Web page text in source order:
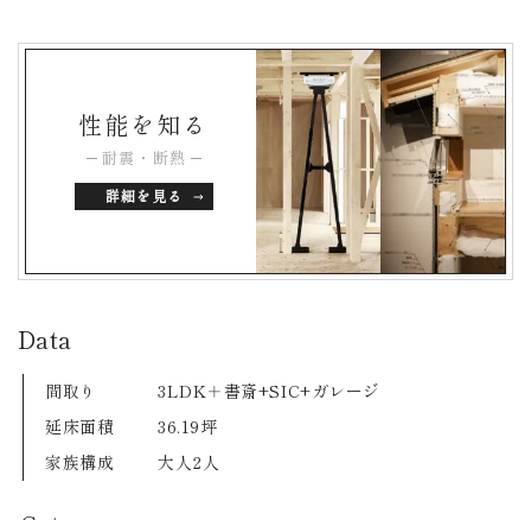
性能を知る
耐震・断熱
詳細を見る
Data
間取り
3LDK＋書斎+SIC+ガレージ
延床面積
36.19坪
家族構成
大人2人